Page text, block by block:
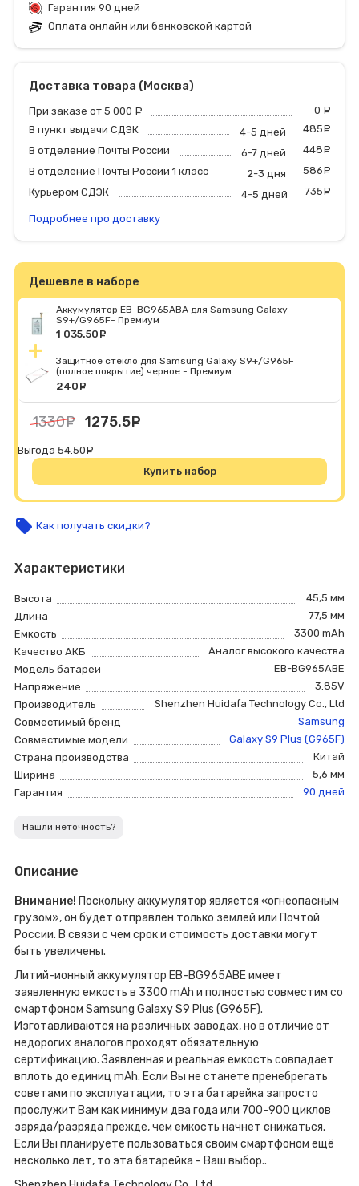
Гарантия 90 дней
Оплата онлайн или банковской картой
Доставка товара (Москва)
При заказе от 5 000 0
В пункт выдачи СДЭК
4-5 дней 485
В отделение Почты России
6-7 дней 448
В отделение Почты России 1 класс
2-3 дня 586
Курьером СДЭК
4-5 дней 735
Подробнее про доставку
Дешевле в наборе
Аккумулятор EB-BG965ABA для Samsung Galaxy
S9+/G965F- Премиум
1 035.50
Защитное стекло для Samsung Galaxy S9+/G965F
(полное покрытие) черное - Премиум
240
1330 руб.
1275.5
Выгода 54.50
Купить набор
local_offer Как получать скидки?
Характеристики
Высота
45,5 мм
Длина
77,5 мм
Емкость
3300 mAh
Качество АКБ
Аналог высокого качества
Модель батареи
EB-BG965ABE
Напряжение
3.85V
Производитель
Shenzhen Huidafa Technology Co., Ltd
Совместимый бренд
Samsung
Совместимые модели
Galaxy S9 Plus (G965F)
Страна производства
Китай
Ширина
5,6 мм
Гарантия
90 дней
Нашли неточность?
Описание
Внимание! Поскольку аккумулятор является «огнеопасным
грузом», он будет отправлен только землей или Почтой
России. В связи с чем срок и стоимость доставки могут
быть увеличены.
Литий-ионный аккумулятор EB-BG965ABE имеет
заявленную емкость в 3300 mAh и полностью совместим со
смартфоном Samsung Galaxy S9 Plus (G965F).
Изготавливаются на различных заводах, но в отличие от
недорогих аналогов проходят обязательную
сертификацию. Заявленная и реальная емкость совпадает
вплоть до единиц mAh. Если Вы не станете пренебрегать
советами по эксплуатации, то эта батарейка запросто
прослужит Вам как минимум два года или 700-900 циклов
заряда/разряда прежде, чем емкость начнет снижаться.
Если Вы планируете пользоваться своим смартфоном ещё
несколько лет, то эта батарейка - Ваш выбор..